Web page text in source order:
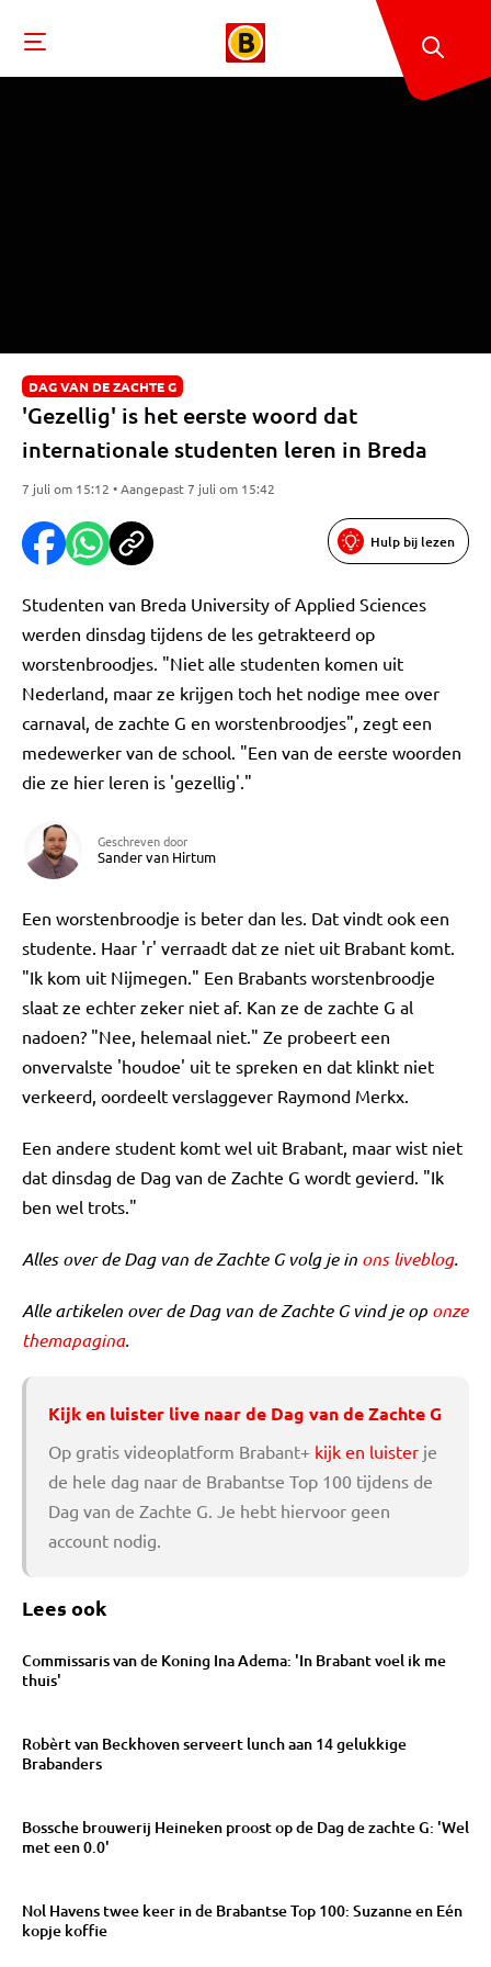
DAG VAN DE ZACHTE G
'Gezellig' is het eerste woord dat
internationale studenten leren in Breda
7 juli om 15:12 • Aangepast 7 juli om 15:42
Hulp bij lezen
Studenten van Breda University of Applied Sciences
werden dinsdag tijdens de les getrakteerd op
worstenbroodjes. "Niet alle studenten komen uit
Nederland, maar ze krijgen toch het nodige mee over
carnaval, de zachte G en worstenbroodjes", zegt een
medewerker van de school. "Een van de eerste woorden
die ze hier leren is 'gezellig'."
Geschreven door
Sander van Hirtum
Een worstenbroodje is beter dan les. Dat vindt ook een
studente. Haar 'r' verraadt dat ze niet uit Brabant komt.
"Ik kom uit Nijmegen." Een Brabants worstenbroodje
slaat ze echter zeker niet af. Kan ze de zachte G al
nadoen? "Nee, helemaal niet." Ze probeert een
onvervalste 'houdoe' uit te spreken en dat klinkt niet
verkeerd, oordeelt verslaggever Raymond Merkx.
Een andere student komt wel uit Brabant, maar wist niet
dat dinsdag de Dag van de Zachte G wordt gevierd. "Ik
ben wel trots."
Alles over de Dag van de Zachte G volg je in ons liveblog.
Alle artikelen over de Dag van de Zachte G vind je op onze
themapagina.
Kijk en luister live naar de Dag van de Zachte G
Op gratis videoplatform Brabant+ kijk en luister je
de hele dag naar de Brabantse Top 100 tijdens de
Dag van de Zachte G. Je hebt hiervoor geen
account nodig.
Lees ook
Commissaris van de Koning Ina Adema: 'In Brabant voel ik me
thuis'
Robèrt van Beckhoven serveert lunch aan 14 gelukkige
Brabanders
Bossche brouwerij Heineken proost op de Dag de zachte G: 'Wel
met een 0.0'
Nol Havens twee keer in de Brabantse Top 100: Suzanne en Eén
kopje koffie